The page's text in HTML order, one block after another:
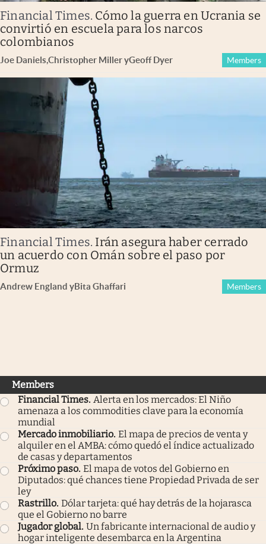
Financial Times. Cómo la guerra en Ucrania se
convirtió en escuela para los narcos
colombianos
Joe Daniels,Christopher MilleryGeoff Dyer Members
Financial Times. Irán asegura haber cerrado
un acuerdo con Omán sobre el paso por
Ormuz
Andrew England yBita Ghaffari Members
Members
Financial Times. Alerta en los mercados: El Niño
amenaza a los commodities clave para la economía
mundial
Mercado inmobiliario. El mapa de precios de venta y
alquiler en el AMBA: cómo quedó el índice actualizado
de casas y departamentos
Próximo paso. El mapa de votos del Gobierno en
Diputados: qué chances tiene Propiedad Privada de ser
ley
Rastrillo. Dólar tarjeta: qué hay detrás de la hojarasca
que el Gobierno no barre
Jugador global. Un fabricante internacional de audio y
hogar inteligente desembarca en la Argentina